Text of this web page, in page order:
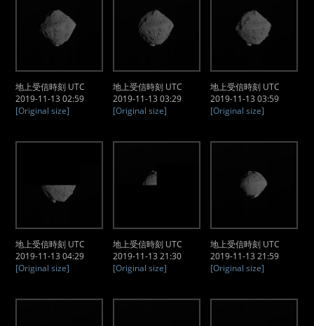
地上受信時刻 UTC
2019-11-13 02:59
[Original size]
地上受信時刻 UTC
2019-11-13 03:29
[Original size]
地上受信時刻 UTC
2019-11-13 03:59
[Original size]
地上受信時刻 UTC
2019-11-13 04:29
[Original size]
地上受信時刻 UTC
2019-11-13 21:30
[Original size]
地上受信時刻 UTC
2019-11-13 21:59
[Original size]